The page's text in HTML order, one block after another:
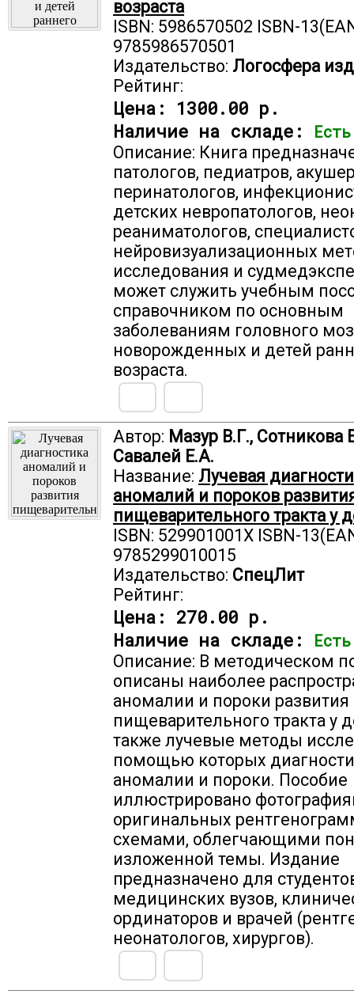
возраста
ISBN: 5986570502 ISBN-
9785986570501
Издательство: Логосфера
Рейтинг:
Цена: 1300.00 р.
Наличие на складе:
Описание: Книга
патологов, педиатров,
перинатологов,
детских невропатологов,
реаниматологов,
нейровизуализационных
исследования и
может служить учебным
справочником по основным
заболеваниям головного
новорожденных и детей
возраста.
Автор: Мазур В.Г., Сотникова
Савалей Е.А.
Название: Лучевая
аномалий и пороков
пищеварительного тракта у
ISBN: 529901001X ISBN-
9785299010015
Издательство: СпецЛит
Рейтинг:
Цена: 270.00 р.
Наличие на складе:
Описание: В методическом
описаны наиболее
аномалии и пороки развития
пищеварительного тракта у
также лучевые методы
помощью которых
аномалии и пороки. Пособие
иллюстрировано
оригинальных
схемами, облегчающими
изложенной темы. Издание
предназначено для
медицинских вузов,
ординаторов и врачей
неонатологов, хирургов).